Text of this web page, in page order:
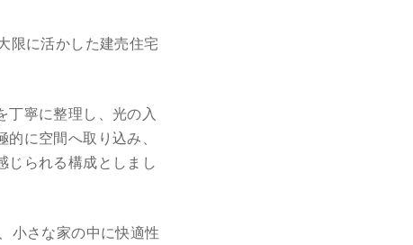
限に活かした建売住宅
寧に整理し、光の入
に空間へ取り込み、
じられる構成としまし
小さな家の中に快適性